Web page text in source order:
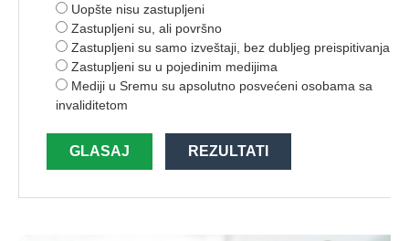
Uopšte nisu zastupljeni
Zastupljeni su, ali površno
Zastupljeni su samo izveštaji, bez dubljeg preispitivanja
Zastupljeni su u pojedinim medijima
Mediji u Sremu su apsolutno posvećeni osobama sa
invaliditetom
GLASAJ REZULTATI